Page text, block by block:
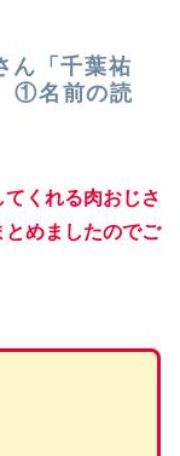
ん「千葉祐
①名前の読
くれる肉おじさ
とめましたのでご